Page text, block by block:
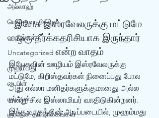
அல்லாஹ்
யெகோவா தேவன்
ஹதீஸ்கள்
Uncategorized
முஹம்மது
பைபிள்
குர்‍ஆன்
குர்‍ஆன் தமிழாக்கங்கள்
இயேசு இஸ்ரவேலருக்கு மட்டுமே
ஒரு தீர்க்கதரிசியாக இருந்தார்
என்ற வாதம்
இயேசுவின் ஊழியம் இஸ்ரவேலருக்கு
மட்டுமே, கிறிஸ்தவர்கள் நினைப்பது போல
அது எல்லா மனிதர்களுக்குமானது அல்ல
என்று சில இஸ்லாமியர் வாதிடுகின்றனர்.
இந்த வாதத்தின் அடிப்படையில், முஹம்மது